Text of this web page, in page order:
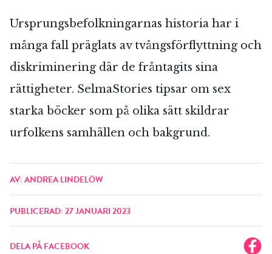
Ursprungsbefolkningarnas historia har i
många fall präglats av tvångsförflyttning och
diskriminering där de fråntagits sina
rättigheter. SelmaStories tipsar om sex
starka böcker som på olika sätt skildrar
urfolkens samhällen och bakgrund.
AV: ANDREA LINDELÖW
PUBLICERAD: 27 JANUARI 2023
DELA PÅ FACEBOOK